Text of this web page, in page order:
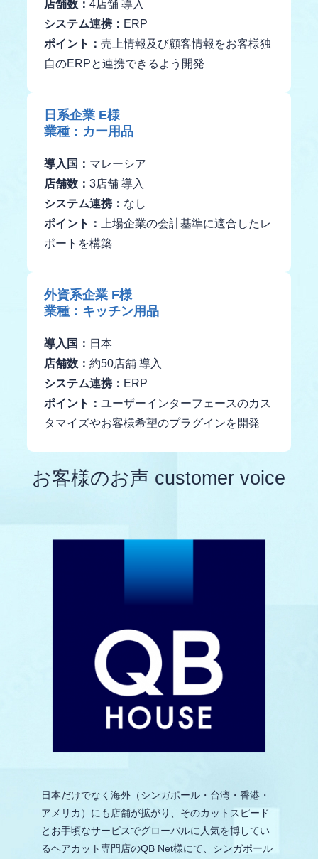
店舗数： 4店舗 導入
システム連携： ERP
ポイント： 売上情報及び顧客情報をお客様独
自のERPと連携できるよう開発
日系企業 E様
業種：カー用品
導入国： マレーシア
店舗数： 3店舗 導入
システム連携： なし
ポイント：
上場企業の会計基準に適合したレ
ポートを構築
外資系企業 F様
業種：キッチン用品
導入国： 日本
店舗数： 約50店舗 導入
システム連携： ERP
ポイント： ユーザーインターフェースのカス
タマイズやお客様希望のプラグインを開発
お客様のお声 customer voice
日本だけでなく海外（シンガポール・台湾・香港・
アメリカ）にも店舗が拡がり、そのカットスピード
とお手頃なサービスでグローバルに人気を博してい
るヘアカット専門店のQB Net様にて、シンガポール